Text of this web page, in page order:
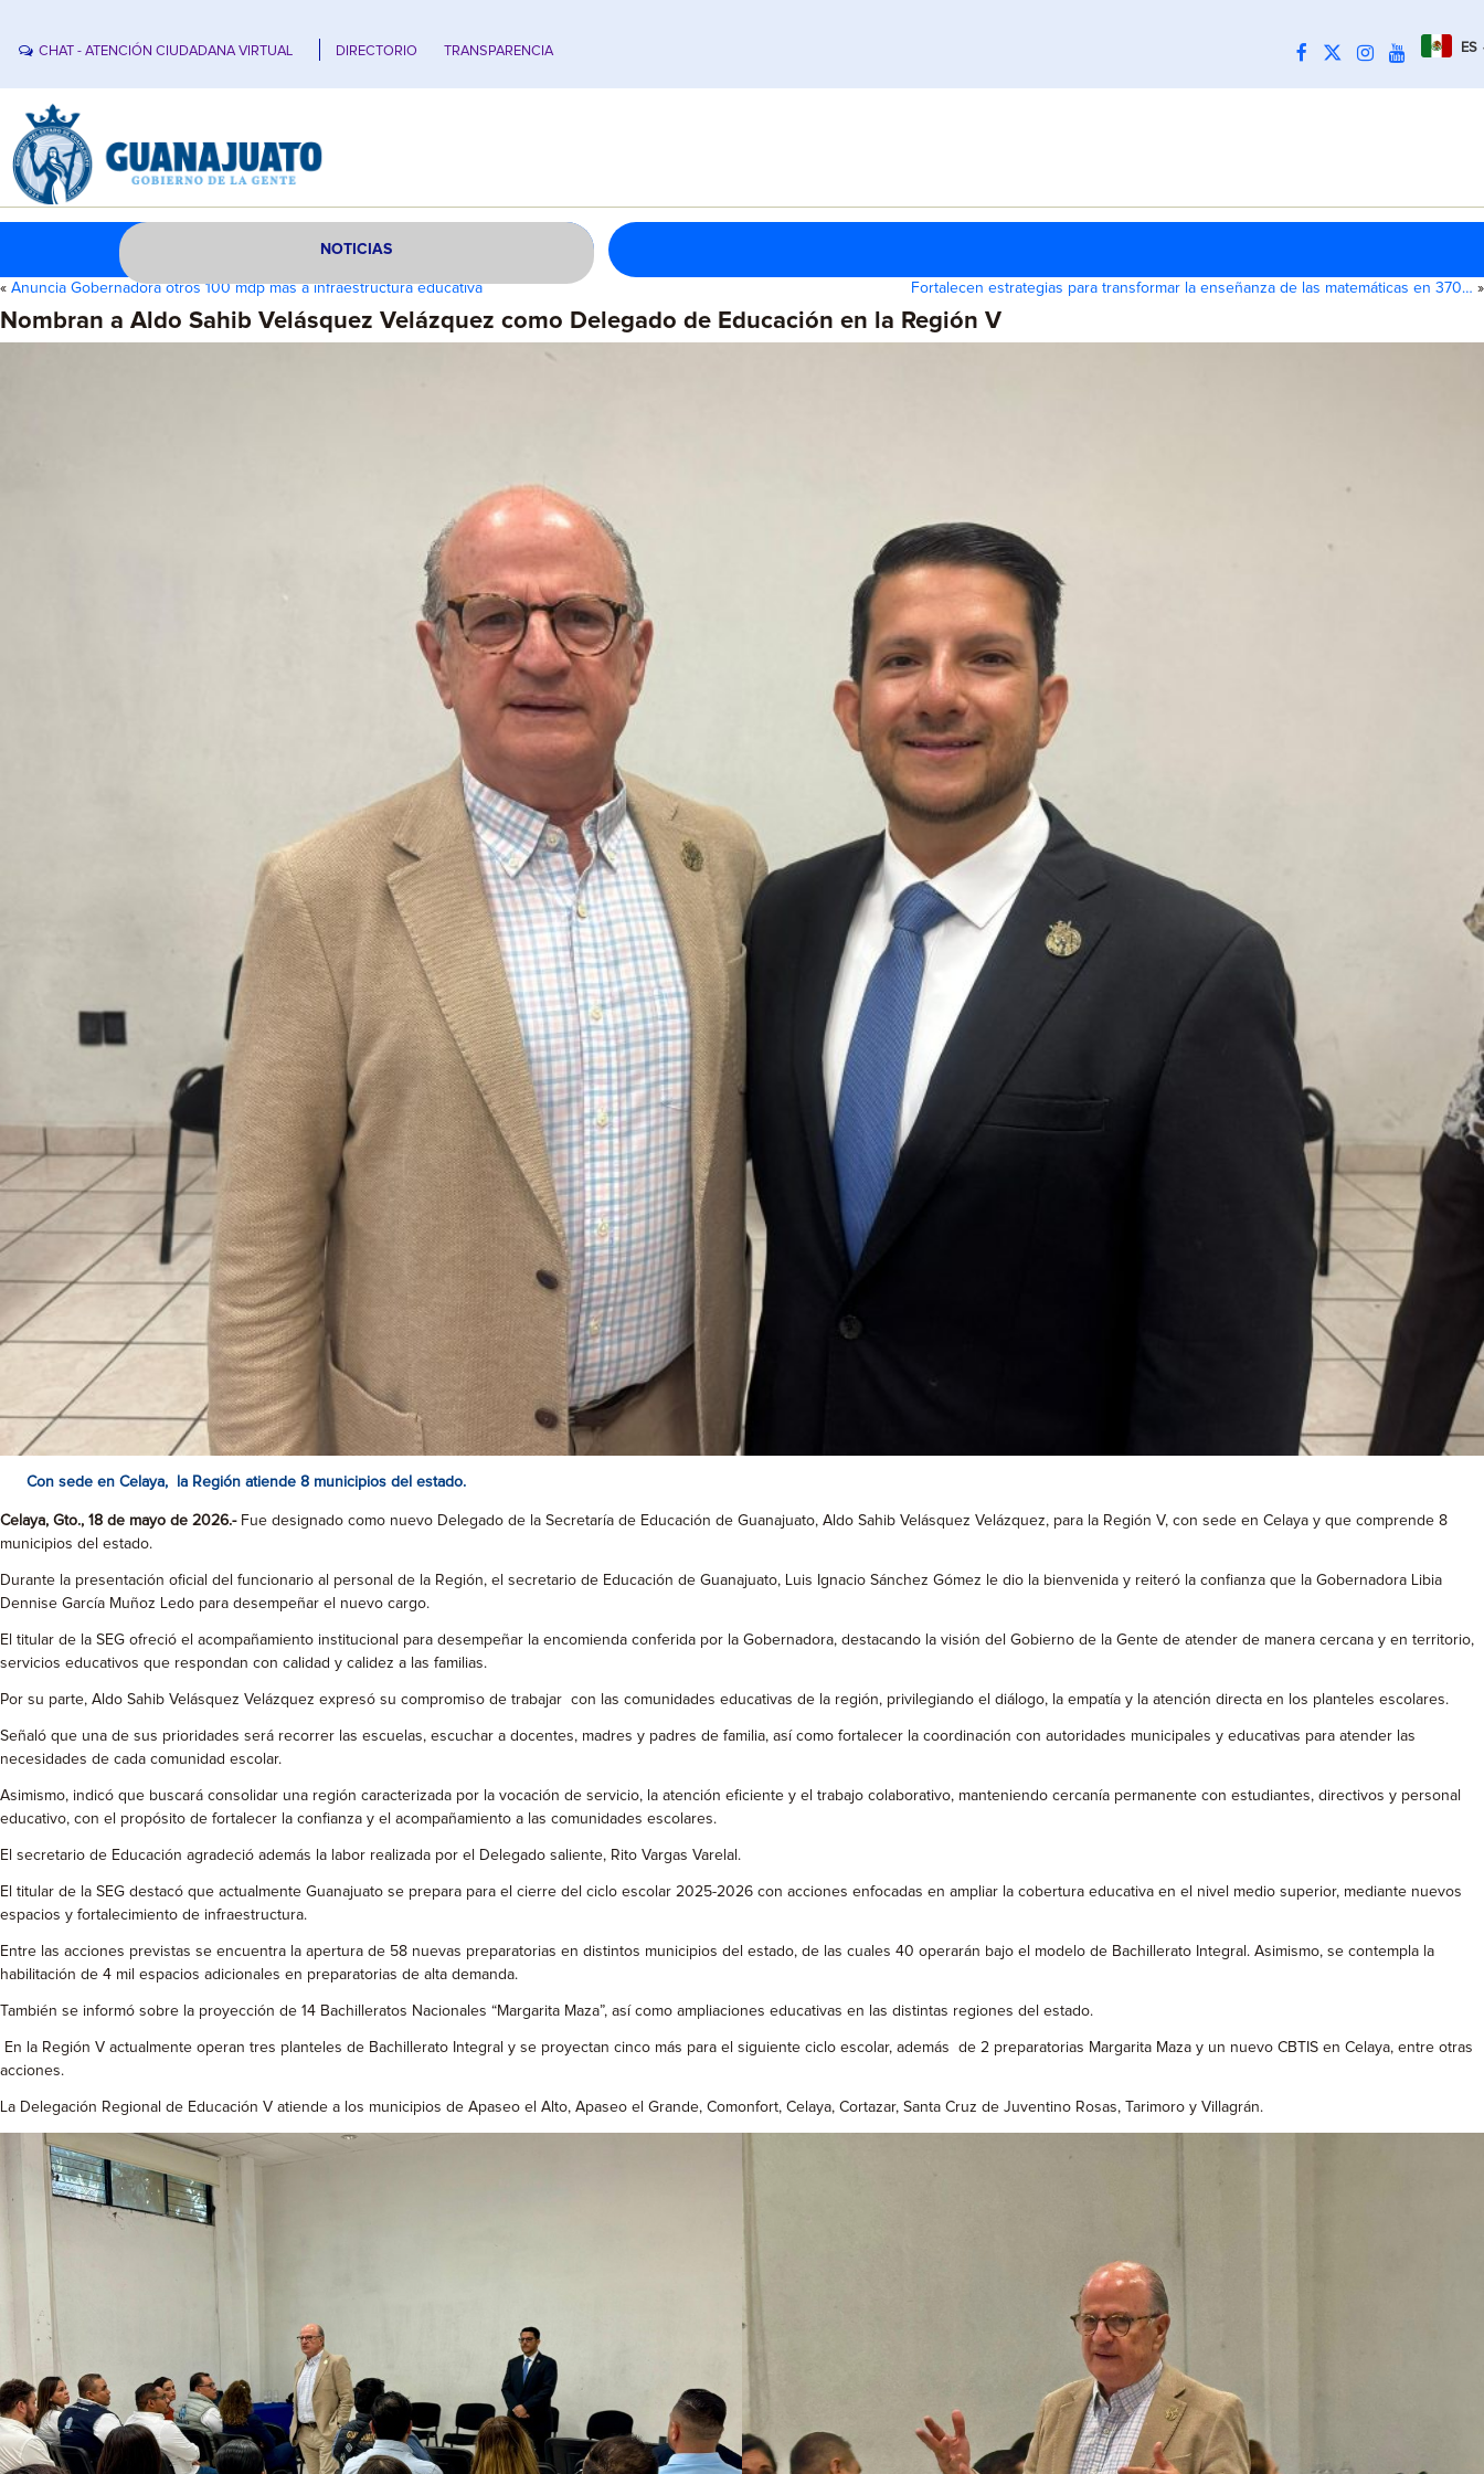
CHAT - ATENCIÓN CIUDADANA VIRTUAL DIRECTORIO TRANSPARENCIA ES
NOTICIAS
« Anuncia Gobernadora otros 100 mdp más a infraestructura educativa Fortalecen estrategias para transformar la enseñanza de las matemáticas en 370… »
Nombran a Aldo Sahib Velásquez Velázquez como Delegado de Educación en la Región V
Con sede en Celaya, la Región atiende 8 municipios del estado.
Celaya, Gto., 18 de mayo de 2026.-Fue designado como nuevo Delegado de la Secretaría de Educación de Guanajuato, Aldo Sahib Velásquez Velázquez, para la Región V, con sede en Celaya y que comprende 8
municipios del estado.
Durante la presentación oficial del funcionario al personal de la Región, el secretario de Educación de Guanajuato, Luis Ignacio Sánchez Gómez le dio la bienvenida y reiteró la confianza que la Gobernadora Libia
Dennise García Muñoz Ledo para desempeñar el nuevo cargo.
El titular de la SEG ofreció el acompañamiento institucional para desempeñar la encomienda conferida por la Gobernadora, destacando la visión del Gobierno de la Gente de atender de manera cercana y en territorio,
servicios educativos que respondan con calidad y calidez a las familias.
Por su parte, Aldo Sahib Velásquez Velázquez expresó su compromiso de trabajar con las comunidades educativas de la región, privilegiando el diálogo, la empatía y la atención directa en los planteles escolares.
Señaló que una de sus prioridades será recorrer las escuelas, escuchar a docentes, madres y padres de familia, así como fortalecer la coordinación con autoridades municipales y educativas para atender las
necesidades de cada comunidad escolar.
Asimismo, indicó que buscará consolidar una región caracterizada por la vocación de servicio, la atención eficiente y el trabajo colaborativo, manteniendo cercanía permanente con estudiantes, directivos y personal
educativo, con el propósito de fortalecer la confianza y el acompañamiento a las comunidades escolares.
El secretario de Educación agradeció además la labor realizada por el Delegado saliente, Rito Vargas Varelal.
El titular de la SEG destacó que actualmente Guanajuato se prepara para el cierre del ciclo escolar 2025-2026 con acciones enfocadas en ampliar la cobertura educativa en el nivel medio superior, mediante nuevos
espacios y fortalecimiento de infraestructura.
Entre las acciones previstas se encuentra la apertura de 58 nuevas preparatorias en distintos municipios del estado, de las cuales 40 operarán bajo el modelo de Bachillerato Integral. Asimismo, se contempla la
habilitación de 4 mil espacios adicionales en preparatorias de alta demanda.
También se informó sobre la proyección de 14 Bachilleratos Nacionales “Margarita Maza”, así como ampliaciones educativas en las distintas regiones del estado.
En la Región V actualmente operan tres planteles de Bachillerato Integral y se proyectan cinco más para el siguiente ciclo escolar, además de 2 preparatorias Margarita Maza y un nuevo CBTIS en Celaya, entre otras
acciones.
La Delegación Regional de Educación V atiende a los municipios de Apaseo el Alto, Apaseo el Grande, Comonfort, Celaya, Cortazar, Santa Cruz de Juventino Rosas, Tarimoro y Villagrán.